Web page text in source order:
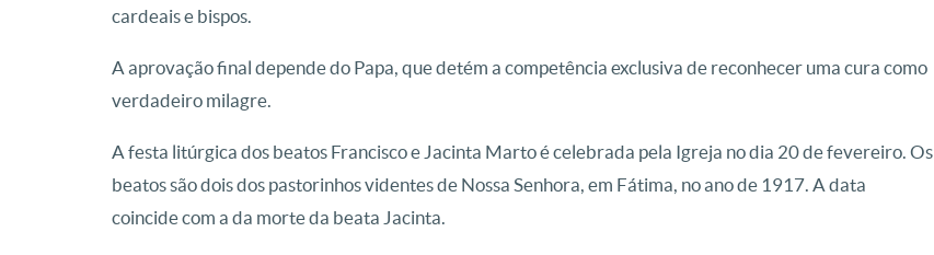
cardeais e bispos.
A aprovação final depende do Papa, que detém a competência exclusiva de reconhecer uma cura como
verdadeiro milagre.
A festa litúrgica dos beatos Francisco e Jacinta Marto é celebrada pela Igreja no dia 20 de fevereiro. Os
beatos são dois dos pastorinhos videntes de Nossa Senhora, em Fátima, no ano de 1917. A data
coincide com a da morte da beata Jacinta.